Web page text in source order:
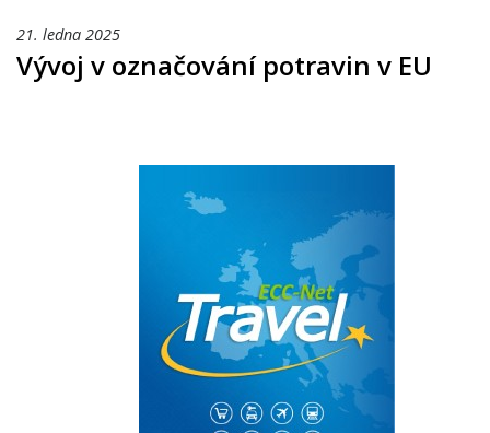
Vývoj v označování potravin v EU
21. ledna 2025